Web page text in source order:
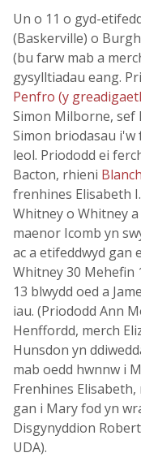
Un o 11 o gyd-
(Baskerville) o
(bu farw mab a
gysylltiadau eang.
Penfro (y
Simon Milborne, sef
Simon briodasau
leol. Priododd ei
Bacton, rhieni
frenhines Elisabeth
Whitney o Whitney
maenor Icomb yn
ac a etifeddwyd gan
Whitney 30 Mehefin
13 blwydd oed a
iau. (Priododd Ann
Henffordd, merch
Hunsdon yn
mab oedd hwnnw i
Frenhines
gan i Mary fod yn
Disgynyddion
UDA).